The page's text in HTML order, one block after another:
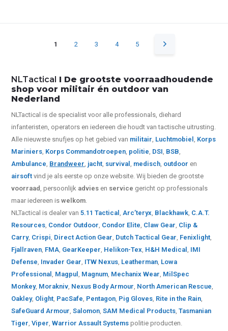
1 2 3 4 5
NLTactical I De grootste voorraadhoudende
shop voor militair én outdoor van
Nederland
NLTactical is de specialist voor alleprofessionals, diehard
infanteristen, operators en iedereen die houdt van tactische uitrusting.
Alle nieuwste snufjes op het gebied van militair, Luchtmobiel, Korps
Mariniers, Korps Commandotroepen, politie, DSI, BSB,
Ambulance, Brandweer, jacht, survival, medisch, outdoor en
airsoft vind je als eerste op onze website.Wij bieden de grootste
voorraad, persoonlijk advies en service gericht op professionals
maar iedereen iswelkom.
NLTactical is dealer van5.11 Tactical,Arc’teryx, Blackhawk, C.A.T.
Resources, Condor Outdoor, Condor Elite, Claw Gear, Clip &
Carry, Crispi, Direct Action Gear, Dutch Tactical Gear, Fenixlight,
Fjallraven, FMA, GearKeeper, Helikon-Tex, H&H Medical, IMI
Defense, Invader Gear, ITW Nexus, Leatherman, Lowa
Professional, Magpul, Magnum, Mechanix Wear, MilSpec
Monkey, Morakniv, Nexus Body Armour, North American Rescue,
Oakley, Olight, PacSafe, Pentagon, Pig Gloves, Rite in the Rain,
SafeGuard Armour,Salomon,SAM Medical Products,Tasmanian
Tiger,Viper,Warrior Assault Systems politie producten.